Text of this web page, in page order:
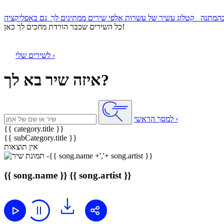
כל השירים שכבר הורדת מחכים לך כאן!
לשירים שלי ›
איזה שיר בא לך?
למסך הראשי ›
{{ category.title }}
{{ subCategory.title }}
אין תוצאות
{{ song.name }} {{ song.artist }}